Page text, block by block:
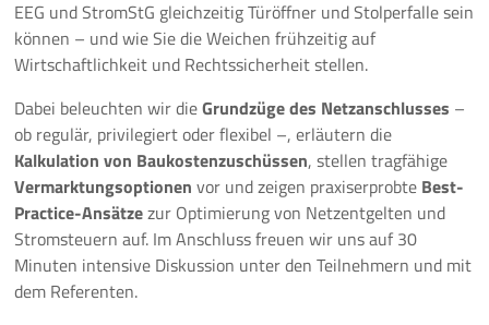
ThEEN-Fachforum
ThEEN-Innovationsdialog
ThEEN-Kongress
ThEEN-Talk
Politische Formate
Presseevents
EEG und StromStG gleichzeitig Türöffner und Stolperfalle sein
können – und wie Sie die Weichen frühzeitig auf
Wirtschaftlichkeit und Rechtssicherheit stellen.
Dabei beleuchten wir dieGrundzüge des Netzanschlusses –
ob regulär, privilegiert oder flexibel –, erläutern die
Kalkulation von Baukostenzuschüssen, stellen tragfähige
Vermarktungsoptionenvor und zeigen praxiserprobte Best-
Practice-Ansätzezur Optimierung von Netzentgelten und
Stromsteuern auf. Im Anschluss freuen wir uns auf 30
Minuten intensive Diskussion unter den Teilnehmern und mit
dem Referenten.